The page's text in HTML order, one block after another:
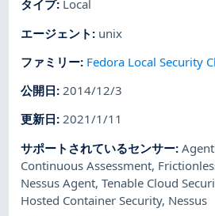
タイプ: Local
エージェント : unix
ファミリー: Fedora Local Security
公開日:2014/12/3
更新日:2021/1/11
サポートされているセンサー:
Continuous Assessment,
Nessus Agent,Tenable Cloud
Hosted Container Security, Nessus